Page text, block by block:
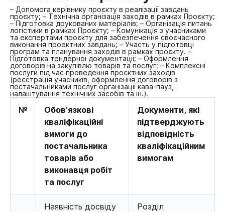
– Допомога керівнику проєкту в реалізації завдань
проєкту; – Технічна організація заходів в рамках Проєкту;
– Підготовка друкованих матеріалів; – Організація питань
логістики в рамках Проєкту; – Комунікація з учасниками
та експертами проєкту для забезпечення своєчасного
виконання проектних завдань; – Участь у підготовці
програм та планування заходів в рамках проєкту. –
Підготовка тендерної документації; – Оформлення
договорів на закупівлю товарів та послуг;– Комплексні
послуги під час проведення проєктних заходів
(реєстрація учасників, оформлення договорів з
постачальниками послуг організації кава-пауз,
налаштування технічних засобів та ін.).
№
Обов’язкові
кваліфікаційні
вимоги до
постачальника
товарів або
виконавця робіт
та послуг
Документи, які
підтверджують
відповідність
кваліфікаційним
вимогам
Наявність досвіду
Розділ